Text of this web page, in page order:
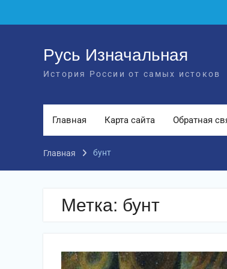
Русь Изначальная
История России от самых истоков
Главная Карта сайта Обратная
Главная бунт
Метка: бунт